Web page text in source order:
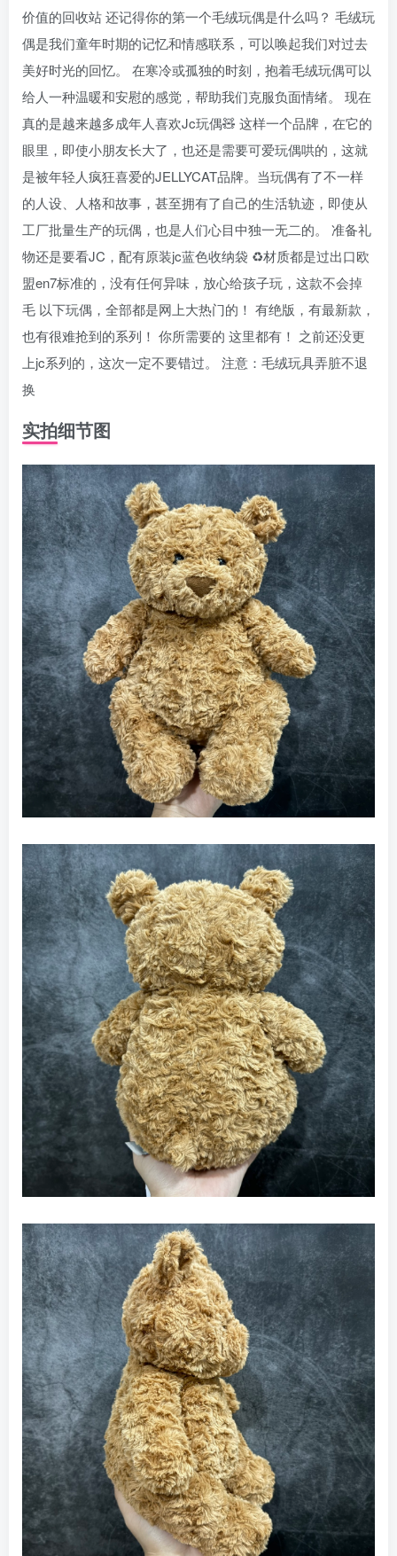
价值的回收站 还记得你的第一个毛绒玩偶是什么吗？ 毛绒玩
偶是我们童年时期的记忆和情感联系，可以唤起我们对过去
美好时光的回忆。 在寒冷或孤独的时刻，抱着毛绒玩偶可以
给人一种温暖和安慰的感觉，帮助我们克服负面情绪。 现在
真的是越来越多成年人喜欢Jc玩偶🧸 这样一个品牌，在它的
眼里，即使小朋友长大了，也还是需要可爱玩偶哄的，这就
是被年轻人疯狂喜爱的JELLYCAT品牌。当玩偶有了不一样
的人设、人格和故事，甚至拥有了自己的生活轨迹，即使从
工厂批量生产的玩偶，也是人们心目中独一无二的。 准备礼
物还是要看JC，配有原装jc蓝色收纳袋 ♻材质都是过出口欧
盟en7标准的，没有任何异味，放心给孩子玩，这款不会掉
毛 以下玩偶，全部都是网上大热门的！ 有绝版，有最新款，
也有很难抢到的系列！ 你所需要的 这里都有！ 之前还没更
上jc系列的，这次一定不要错过。 注意：毛绒玩具弄脏不退
换
实拍细节图